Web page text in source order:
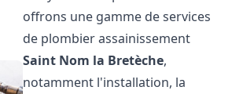
offrons une gamme de services
de plombier assainissement
Saint Nom la Bretèche,
notamment l'installation, la